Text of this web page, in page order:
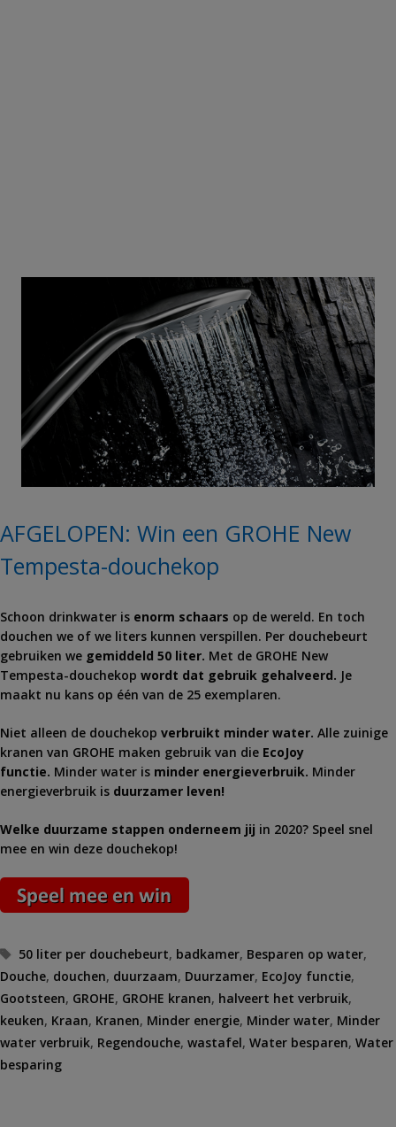
AFGELOPEN: Win een GROHE New
Tempesta-douchekop
Schoon drinkwater is enorm schaars op de wereld. En toch
douchen we of we liters kunnen verspillen. Per douchebeurt
gebruiken we gemiddeld 50 liter. Met de GROHE New
Tempesta-douchekop wordt dat gebruik gehalveerd. Je
maakt nu kans op één van de 25 exemplaren.
Niet alleen de douchekop verbruikt minder water. Alle zuinige
kranen van GROHE maken gebruik van die EcoJoy
functie. Minder water is minder energieverbruik. Minder
energieverbruik is duurzamer leven!
Welke duurzame stappen onderneem jij in 2020? Speel snel
mee en win deze douchekop!
Tags
50 liter per douchebeurt, badkamer, Besparen op water,
Douche, douchen, duurzaam, Duurzamer, EcoJoy functie,
Gootsteen, GROHE, GROHE kranen, halveert het verbruik,
keuken, Kraan, Kranen, Minder energie, Minder water, Minder
water verbruik, Regendouche, wastafel, Water besparen, Water
besparing